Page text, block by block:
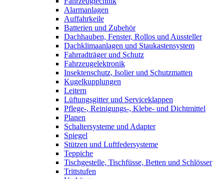
Alarmanlagen
Auffahrkeile
Batterien und Zubehör
Dachhauben, Fenster, Rollos und Aussteller
Dachklimaanlagen und Staukastensystem
Fahrradträger und Schutz
Fahrzeugelektronik
Insektenschutz, Isolier und Schutzmatten
Kugelkupplungen
Leitern
Lüftungsgitter und Serviceklappen
Pflege-, Reinigungs-, Klebe- und Dichtmittel
Planen
Schaltersysteme und Adapter
Spiegel
Stützen und Luftfedersysteme
Teppiche
Tischgestelle, Tischfüsse, Betten und Schlösser
Trittstufen